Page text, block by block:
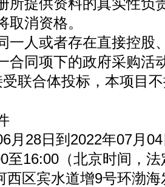
提供资料的真实性负
取消资格。
人或者存在直接控股
合同项下的政府采购活
受联合体投标，本项目
月28日到2022年07月
至16:00（北京时间，
西区宾水道增9号环渤